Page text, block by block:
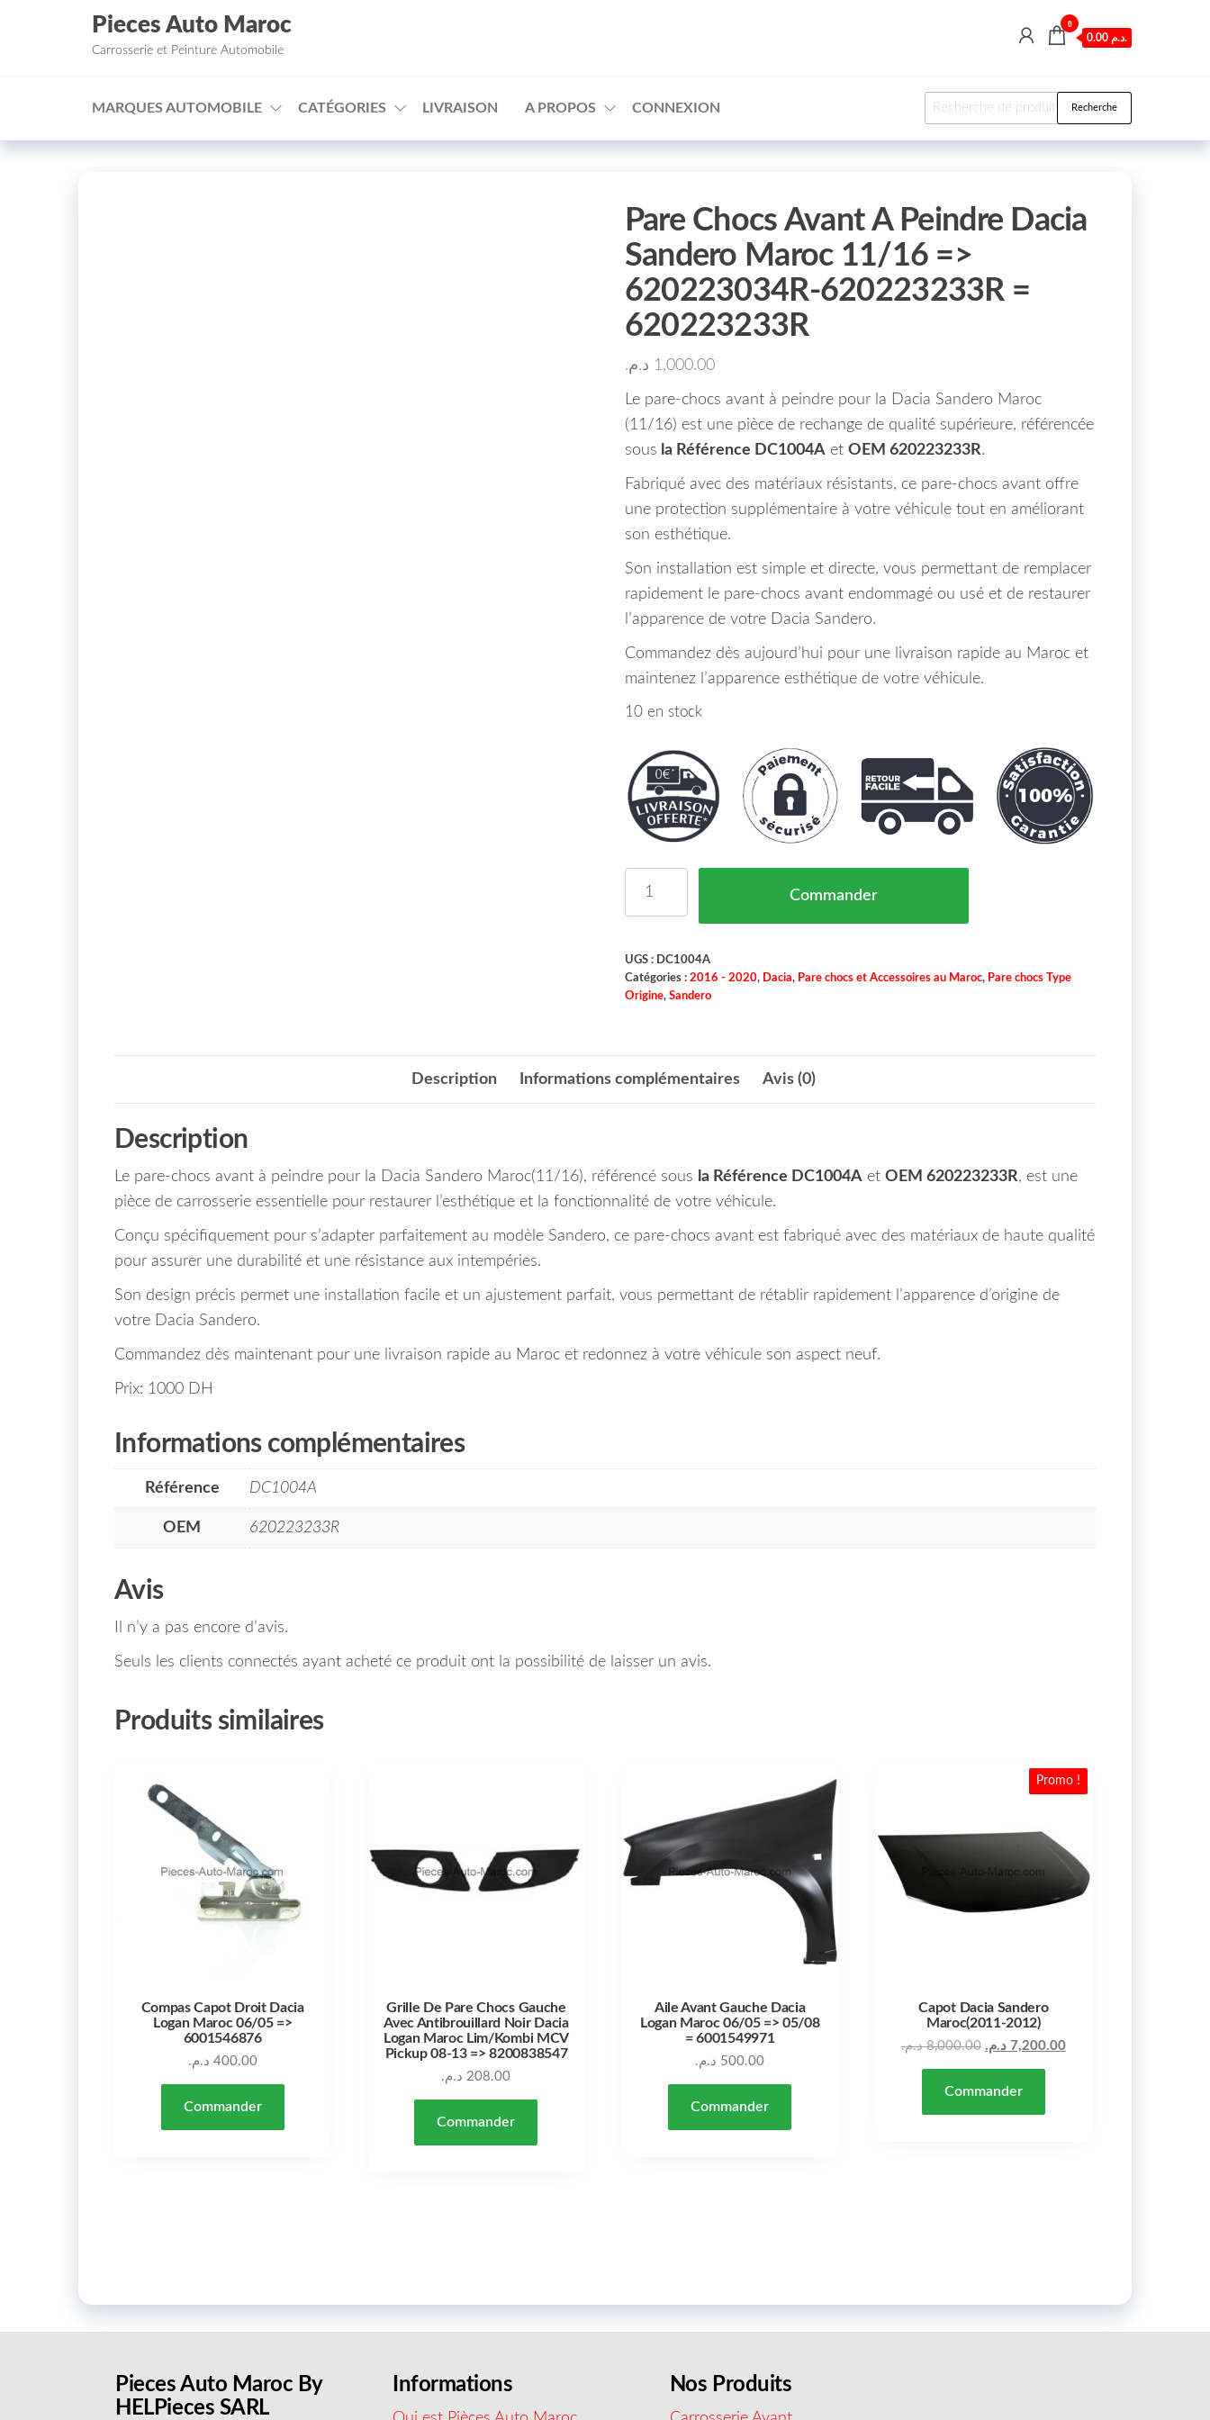
□
Aller au contenu
Pieces Auto Maroc
Carrosserie et Peinture Automobile
0
0.00 د.م.
MARQUES AUTOMOBILE CATÉGORIES LIVRAISON A PROPOS CONNEXION Recherche pour : Recherche
Pare Chocs Avant A Peindre Dacia
Sandero Maroc 11/16 =>
620223034R-620223233R =
620223233R
1,000.00 د.م.
Le pare-chocs avant à peindre pour la Dacia Sandero Maroc
(11/16) est une pièce de rechange de qualité supérieure, référencée
sous la Référence DC1004Aet OEM 620223233R.
Fabriqué avec des matériaux résistants, ce pare-chocs avant offre
une protection supplémentaire à votre véhicule tout en améliorant
son esthétique.
Son installation est simple et directe, vous permettant de remplacer
rapidement le pare-chocs avant endommagé ou usé et de restaurer
l’apparence de votre Dacia Sandero.
Commandez dès aujourd’hui pour une livraison rapide au Maroc et
maintenez l’apparence esthétique de votre véhicule.
10 en stock
Commander
UGS : DC1004A
Catégories : 2016 - 2020, Dacia, Pare chocs et Accessoires au Maroc, Pare chocs Type
Origine, Sandero
Description Informations complémentaires Avis (0)
Description
Le pare-chocs avant à peindre pour la Dacia Sandero Maroc(11/16), référencé sous la Référence DC1004A et OEM 620223233R, est une
pièce de carrosserie essentielle pour restaurer l’esthétique et la fonctionnalité de votre véhicule.
Conçu spécifiquement pour s’adapter parfaitement au modèle Sandero, ce pare-chocs avant est fabriqué avec des matériaux de haute qualité
pour assurer une durabilité et une résistance aux intempéries.
Son design précis permet une installation facile et un ajustement parfait, vous permettant de rétablir rapidement l’apparence d’origine de
votre Dacia Sandero.
Commandez dès maintenant pour une livraison rapide au Maroc et redonnez à votre véhicule son aspect neuf.
Prix: 1000 DH
Informations complémentaires
Référence DC1004A
OEM 620223233R
Avis
Il n’y a pas encore d’avis.
Seuls les clients connectés ayant acheté ce produit ont la possibilité de laisser un avis.
Produits similaires
Compas Capot Droit Dacia
Logan Maroc 06/05 =>
6001546876
400.00 د.م.
Commander
Grille De Pare Chocs Gauche
Avec Antibrouillard Noir Dacia
Logan Maroc Lim/Kombi MCV
Pickup 08-13 => 8200838547
208.00 د.م.
Commander
Aile Avant Gauche Dacia
Logan Maroc 06/05 => 05/08
= 6001549971
500.00 د.م.
Commander
Promo !
Capot Dacia Sandero
Maroc(2011-2012)
8,000.00 د.م. 7,200.00 د.م.
Commander
Pieces Auto Maroc By
HELPieces SARL
Informations Nos Produits